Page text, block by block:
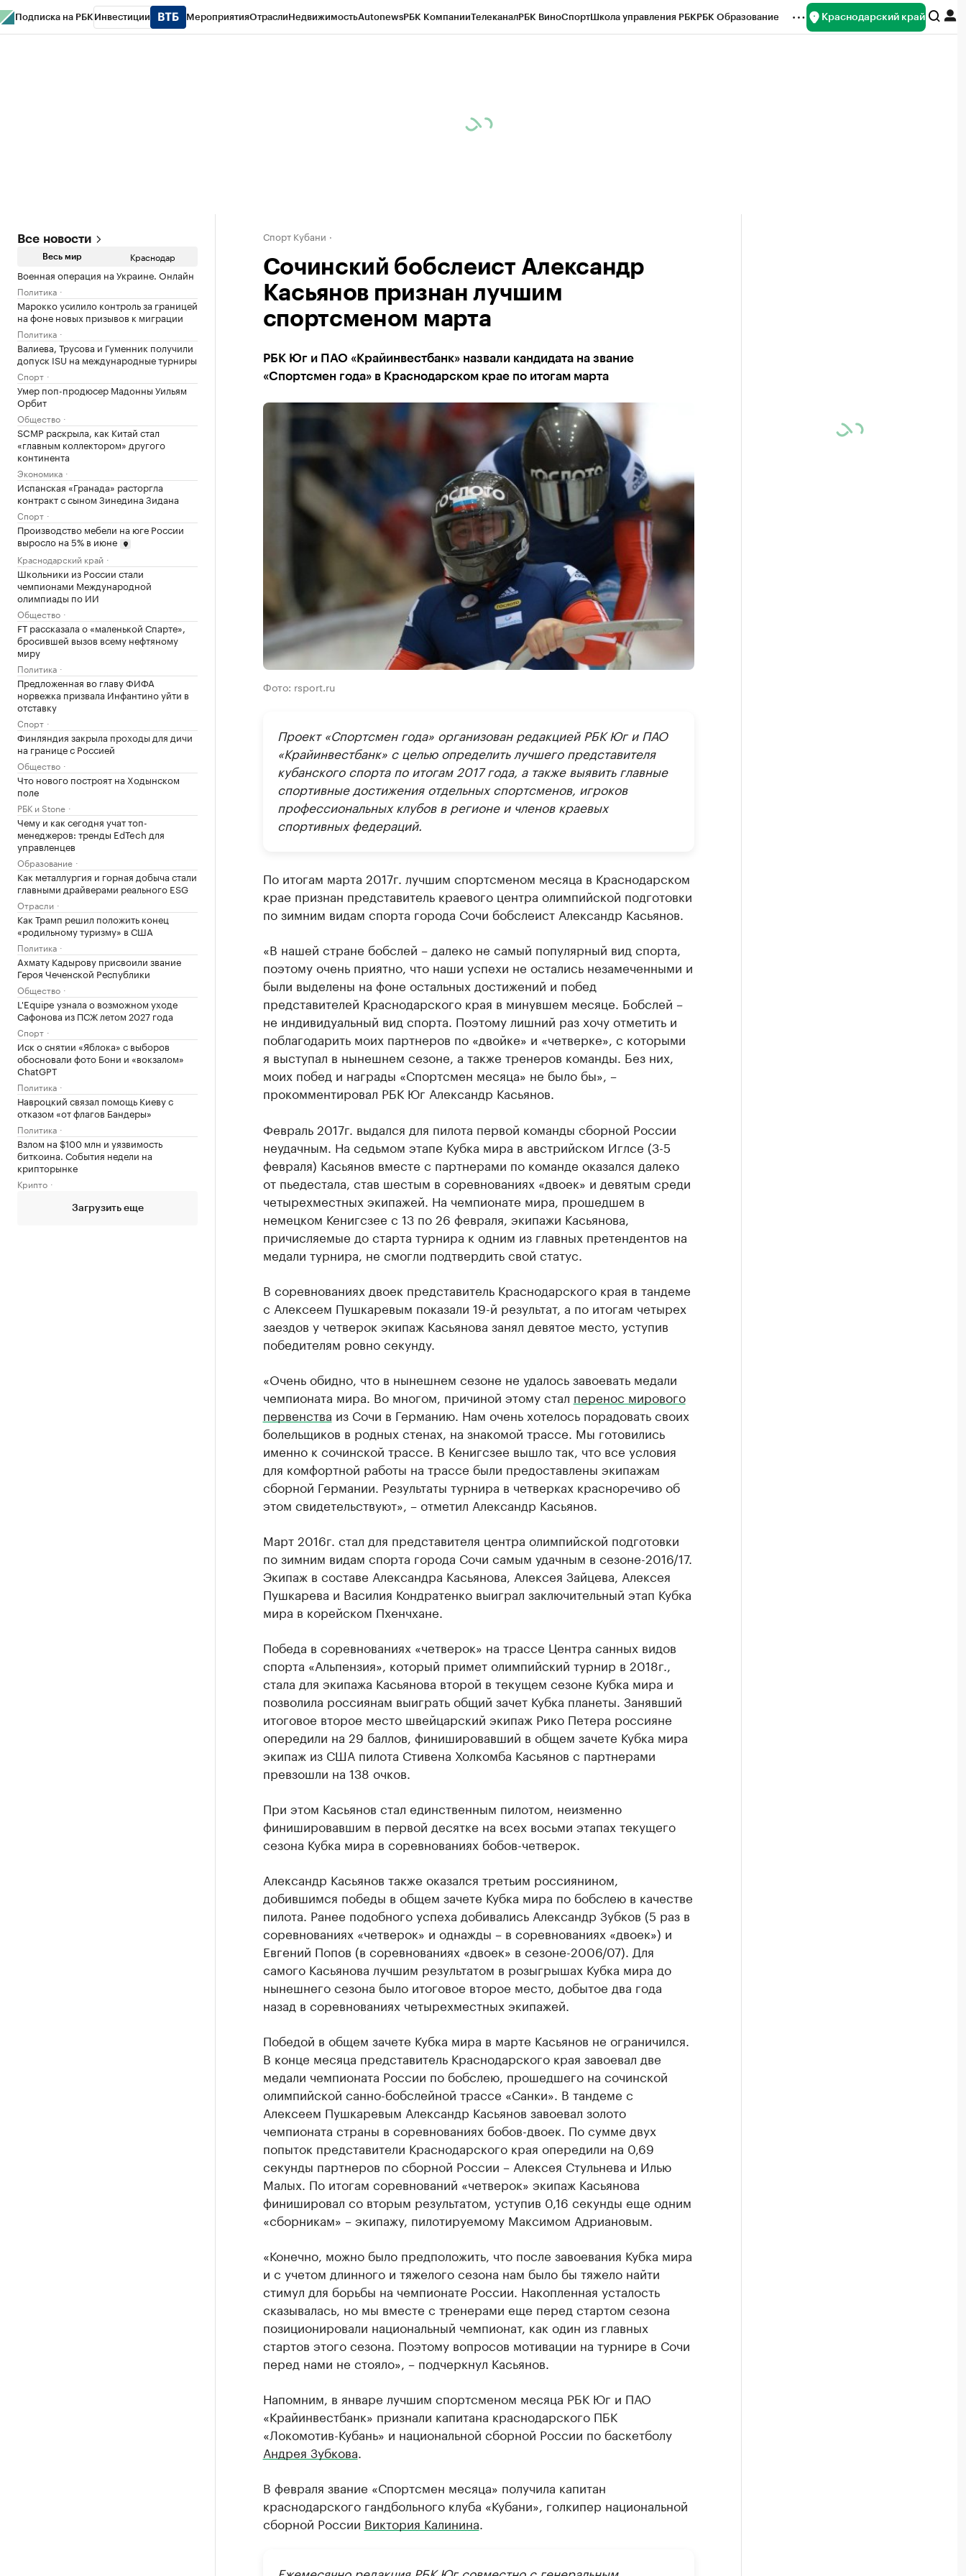
Подписка на РБК Инвестиции МероприятияОтраслиНедвижимостьAutonewsРБК КомпанииТелеканалРБК ВиноСпортШкола управления РБКРБК Образование Краснодарский край
Все новости
Весь мир Краснодар
Военная операция на Украине. Онлайн
Политика
Марокко усилило контроль за границей
на фоне новых призывов к миграции
Политика
Валиева, Трусова и Гуменник получили
допуск ISU на международные турниры
Спорт
Умер поп-продюсер Мадонны Уильям
Орбит
Общество
SCMP раскрыла, как Китай стал
«главным коллектором» другого
континента
Экономика
Испанская «Гранада» расторгла
контракт с сыном Зинедина Зидана
Спорт
Производство мебели на юге России
выросло на 5% в июне
Краснодарский край
Школьники из России стали
чемпионами Международной
олимпиады по ИИ
Общество
FT рассказала о «маленькой Спарте»,
бросившей вызов всему нефтяному
миру
Политика
Предложенная во главу ФИФА
норвежка призвала Инфантино уйти в
отставку
Спорт
Финляндия закрыла проходы для дичи
на границе с Россией
Общество
Что нового построят на Ходынском
поле
РБК и Stone
Чему и как сегодня учат топ-
менеджеров: тренды EdTech для
управленцев
Образование
Как металлургия и горная добыча стали
главными драйверами реального ESG
Отрасли
Как Трамп решил положить конец
«родильному туризму» в США
Политика
Ахмату Кадырову присвоили звание
Героя Чеченской Республики
Общество
L'Equipe узнала о возможном уходе
Сафонова из ПСЖ летом 2027 года
Спорт
Иск о снятии «Яблока» с выборов
обосновали фото Бони и «вокзалом»
ChatGPT
Политика
Навроцкий связал помощь Киеву с
отказом «от флагов Бандеры»
Политика
Взлом на $100 млн и уязвимость
биткоина. События недели на
крипторынке
Крипто
Загрузить еще
Спорт Кубани
Сочинский бобслеист Александр
Касьянов признан лучшим
спортсменом марта
РБК Юг и ПАО «Крайинвестбанк» назвали кандидата на звание
«Спортсмен года» в Краснодарском крае по итогам марта
Фото: rsport.ru
Проект «Спортсмен года» организован редакцией РБК Юг и ПАО
«Крайинвестбанк» с целью определить лучшего представителя
кубанского спорта по итогам 2017 года, а также выявить главные
спортивные достижения отдельных спортсменов, игроков
профессиональных клубов в регионе и членов краевых
спортивных федераций.
По итогам марта 2017г. лучшим спортсменом месяца в Краснодарском
крае признан представитель краевого центра олимпийской подготовки
по зимним видам спорта города Сочи бобслеист Александр Касьянов.
«В нашей стране бобслей – далеко не самый популярный вид спорта,
поэтому очень приятно, что наши успехи не остались незамеченными и
были выделены на фоне остальных достижений и побед
представителей Краснодарского края в минувшем месяце. Бобслей –
не индивидуальный вид спорта. Поэтому лишний раз хочу отметить и
поблагодарить моих партнеров по «двойке» и «четверке», с которыми
я выступал в нынешнем сезоне, а также тренеров команды. Без них,
моих побед и награды «Спортсмен месяца» не было бы», –
прокомментировал РБК Юг Александр Касьянов.
Февраль 2017г. выдался для пилота первой команды сборной России
неудачным. На седьмом этапе Кубка мира в австрийском Иглсе (3-5
февраля) Касьянов вместе с партнерами по команде оказался далеко
от пьедестала, став шестым в соревнованиях «двоек» и девятым среди
четырехместных экипажей. На чемпионате мира, прошедшем в
немецком Кенигсзее с 13 по 26 февраля, экипажи Касьянова,
причисляемые до старта турнира к одним из главных претендентов на
медали турнира, не смогли подтвердить свой статус.
В соревнованиях двоек представитель Краснодарского края в тандеме
с Алексеем Пушкаревым показали 19-й результат, а по итогам четырех
заездов у четверок экипаж Касьянова занял девятое место, уступив
победителям ровно секунду.
«Очень обидно, что в нынешнем сезоне не удалось завоевать медали
чемпионата мира. Во многом, причиной этому стал перенос мирового
первенства из Сочи в Германию. Нам очень хотелось порадовать своих
болельщиков в родных стенах, на знакомой трассе. Мы готовились
именно к сочинской трассе. В Кенигсзее вышло так, что все условия
для комфортной работы на трассе были предоставлены экипажам
сборной Германии. Результаты турнира в четверках красноречиво об
этом свидетельствуют», – отметил Александр Касьянов.
Март 2016г. стал для представителя центра олимпийской подготовки
по зимним видам спорта города Сочи самым удачным в сезоне-2016/17.
Экипаж в составе Александра Касьянова, Алексея Зайцева, Алексея
Пушкарева и Василия Кондратенко выиграл заключительный этап Кубка
мира в корейском Пхенчхане.
Победа в соревнованиях «четверок» на трассе Центра санных видов
спорта «Альпензия», который примет олимпийский турнир в 2018г.,
стала для экипажа Касьянова второй в текущем сезоне Кубка мира и
позволила россиянам выиграть общий зачет Кубка планеты. Занявший
итоговое второе место швейцарский экипаж Рико Петера россияне
опередили на 29 баллов, финишировавший в общем зачете Кубка мира
экипаж из США пилота Стивена Холкомба Касьянов с партнерами
превзошли на 138 очков.
При этом Касьянов стал единственным пилотом, неизменно
финишировавшим в первой десятке на всех восьми этапах текущего
сезона Кубка мира в соревнованиях бобов-четверок.
Александр Касьянов также оказался третьим россиянином,
добившимся победы в общем зачете Кубка мира по бобслею в качестве
пилота. Ранее подобного успеха добивались Александр Зубков (5 раз в
соревнованиях «четверок» и однажды – в соревнованиях «двоек») и
Евгений Попов (в соревнованиях «двоек» в сезоне-2006/07). Для
самого Касьянова лучшим результатом в розыгрышах Кубка мира до
нынешнего сезона было итоговое второе место, добытое два года
назад в соревнованиях четырехместных экипажей.
Победой в общем зачете Кубка мира в марте Касьянов не ограничился.
В конце месяца представитель Краснодарского края завоевал две
медали чемпионата России по бобслею, прошедшего на сочинской
олимпийской санно-бобслейной трассе «Санки». В тандеме с
Алексеем Пушкаревым Александр Касьянов завоевал золото
чемпионата страны в соревнованиях бобов-двоек. По сумме двух
попыток представители Краснодарского края опередили на 0,69
секунды партнеров по сборной России – Алексея Стульнева и Илью
Малых. По итогам соревнований «четверок» экипаж Касьянова
финишировал со вторым результатом, уступив 0,16 секунды еще одним
«сборникам» – экипажу, пилотируемому Максимом Адриановым.
«Конечно, можно было предположить, что после завоевания Кубка мира
и с учетом длинного и тяжелого сезона нам было бы тяжело найти
стимул для борьбы на чемпионате России. Накопленная усталость
сказывалась, но мы вместе с тренерами еще перед стартом сезона
позиционировали национальный чемпионат, как один из главных
стартов этого сезона. Поэтому вопросов мотивации на турнире в Сочи
перед нами не стояло», – подчеркнул Касьянов.
Напомним, в январе лучшим спортсменом месяца РБК Юг и ПАО
«Крайинвестбанк» признали капитана краснодарского ПБК
«Локомотив-Кубань» и национальной сборной России по баскетболу
Андрея Зубкова
В февраля звание «Спортсмен месяца» получила капитан
краснодарского гандбольного клуба «Кубани», голкипер национальной
сборной России Виктория Калинина
Ежемесячно редакция РБК Юг совместно с генеральным